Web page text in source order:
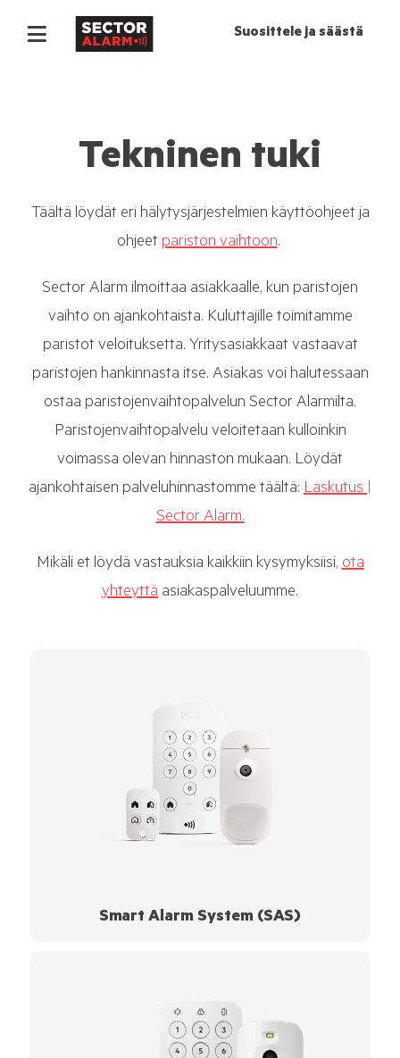
Suosittele ja säästä
Tekninen tuki
Täältä löydät eri hälytysjärjestelmien käyttöohjeet ja
ohjeet pariston vaihtoon.
Sector Alarm ilmoittaa asiakkaalle, kun paristojen
vaihto on ajankohtaista. Kuluttajille toimitamme
paristot veloituksetta. Yritysasiakkaat vastaavat
paristojen hankinnasta itse. Asiakas voi halutessaan
ostaa paristojenvaihtopalvelun Sector Alarmilta.
Paristojenvaihtopalvelu veloitetaan kulloinkin
voimassa olevan hinnaston mukaan. Löydät
ajankohtaisen palveluhinnastomme täältä: Laskutus |
Sector Alarm.
Mikäli et löydä vastauksia kaikkiin kysymyksiisi,ota
yhteyttä asiakaspalveluumme.
Smart Alarm System (SAS)